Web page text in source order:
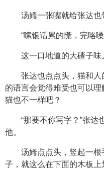
汤姆一张嘴就给张达也
“嗦银话累的慌，完咯
这一口地道的大碴子味
张达也点点头，猫和
的语言会觉得难受也可以
猫也不一样吧？
“那要不你写字？”张达
他。
汤姆点点头，竖起一
子，就这么在下面的木板上